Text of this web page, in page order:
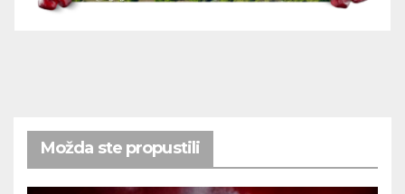
Možda ste propustili